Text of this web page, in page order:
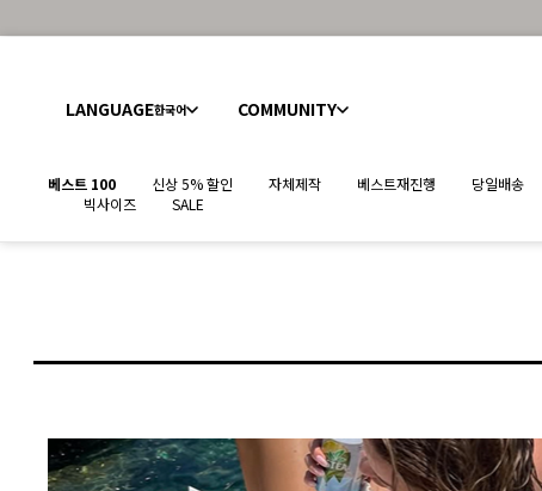
LANGUAGE한국어 COMMUNITY
베스트 100 신상 5% 할인 자체제작 베스트재진행 당일배송
빅사이즈
SALE